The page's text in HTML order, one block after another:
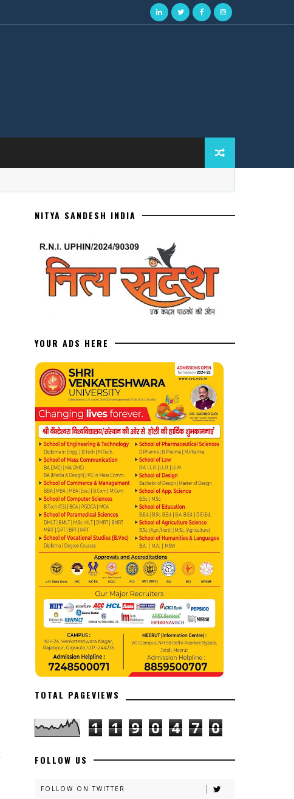
NITYA SANDESH INDIA
YOUR ADS HERE
TOTAL PAGEVIEWS
1 1 9 0 4 7 0
FOLLOW US
FOLLOW ON TWITTER